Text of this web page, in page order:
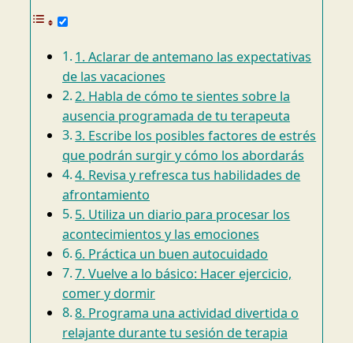
1. Aclarar de antemano las expectativas
de las vacaciones
2. Habla de cómo te sientes sobre la
ausencia programada de tu terapeuta
3. Escribe los posibles factores de estrés
que podrán surgir y cómo los abordarás
4. Revisa y refresca tus habilidades de
afrontamiento
5. Utiliza un diario para procesar los
acontecimientos y las emociones
6. Práctica un buen autocuidado
7. Vuelve a lo básico: Hacer ejercicio,
comer y dormir
8. Programa una actividad divertida o
relajante durante tu sesión de terapia